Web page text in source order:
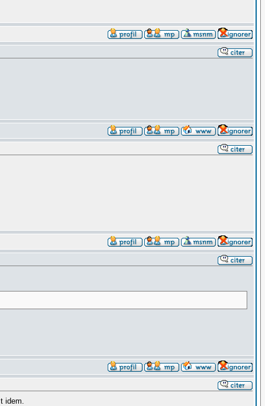
idem.